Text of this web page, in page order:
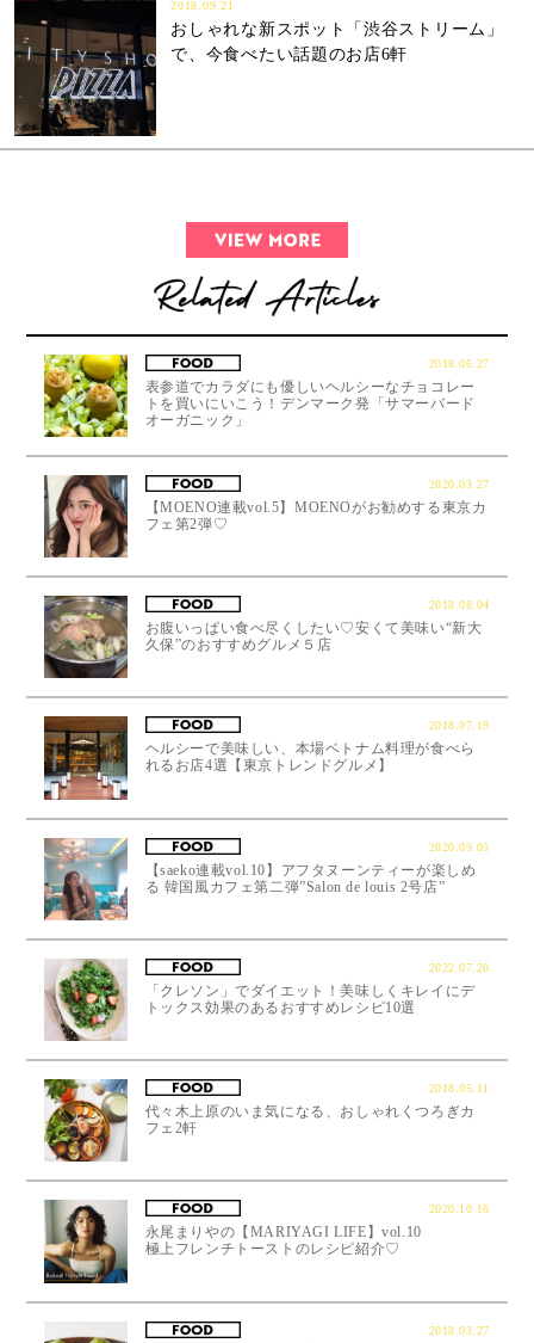
2018.09.21
おしゃれな新スポット「渋谷ストリーム」
で、今食べたい話題のお店6軒
2018.06.27
表参道でカラダにも優しいヘルシーなチョコレー
トを買いにいこう！デンマーク発「サマーバード
オーガニック」
2020.03.27
【MOENO連載vol.5】MOENOがお勧めする東京カ
フェ第2弾♡
2018.08.04
お腹いっぱい食べ尽くしたい♡安くて美味い“新大
久保”のおすすめグルメ５店
2018.07.19
ヘルシーで美味しい、本場ベトナム料理が食べら
れるお店4選【東京トレンドグルメ】
2020.09.05
【saeko連載vol.10】アフタヌーンティーが楽しめ
る 韓国風カフェ第二弾”Salon de louis 2号店”
2022.07.20
「クレソン」でダイエット！美味しくキレイにデ
トックス効果のあるおすすめレシピ10選
2018.05.11
代々木上原のいま気になる、おしゃれくつろぎカ
フェ2軒
2020.10.16
永尾まりやの【MARIYAGI LIFE】vol.10
極上フレンチトーストのレシピ紹介♡
2018.03.27